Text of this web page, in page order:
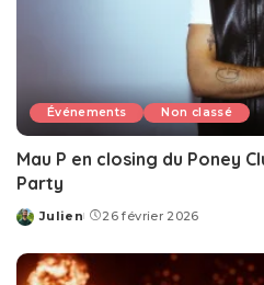
Événements Non classé
Mau P en closing du Poney
Party
Posted
Julien 26 février 2026